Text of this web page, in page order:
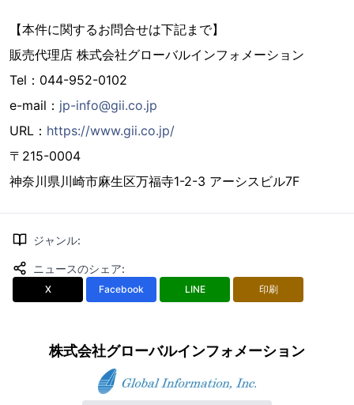
【本件に関するお問合せは下記まで】
販売代理店 株式会社グローバルインフォメーション
Tel：044-952-0102
e-mail： jp-info@gii.co.jp
URL： https://www.gii.co.jp/
〒215-0004
神奈川県川崎市麻生区万福寺1-2-3 アーシスビル7F
ジャンル:
ニュースのシェア:
X Facebook LINE 印刷
株式会社グローバルインフォメーション